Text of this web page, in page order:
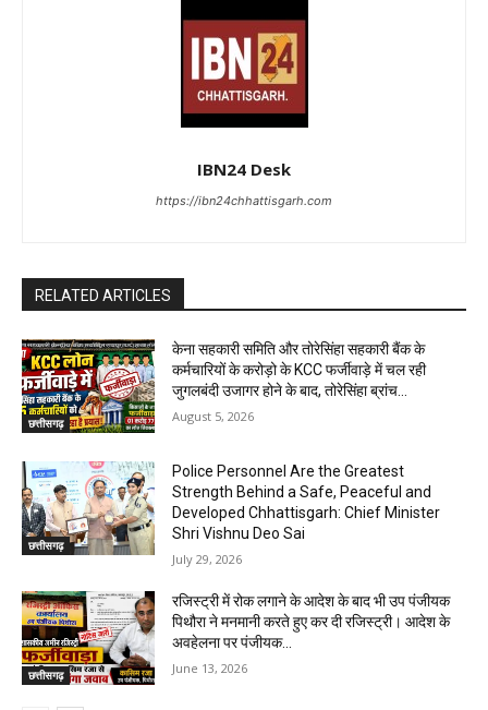
IBN24 Desk
https://ibn24chhattisgarh.com
RELATED ARTICLES
छत्तीसगढ़
केना सहकारी समिति और तोरेसिंहा सहकारी बैंक के
कर्मचारियों के करोड़ो के KCC फर्जीवाड़े में चल रही
जुगलबंदी उजागर होने के बाद, तोरेसिंहा ब्रांच...
August 5, 2026
छत्तीसगढ़
Police Personnel Are the Greatest
Strength Behind a Safe, Peaceful and
Developed Chhattisgarh: Chief Minister
Shri Vishnu Deo Sai
July 29, 2026
छत्तीसगढ़
रजिस्ट्री में रोक लगाने के आदेश के बाद भी उप पंजीयक
पिथौरा ने मनमानी करते हुए कर दी रजिस्ट्री। आदेश के
अवहेलना पर पंजीयक...
June 13, 2026